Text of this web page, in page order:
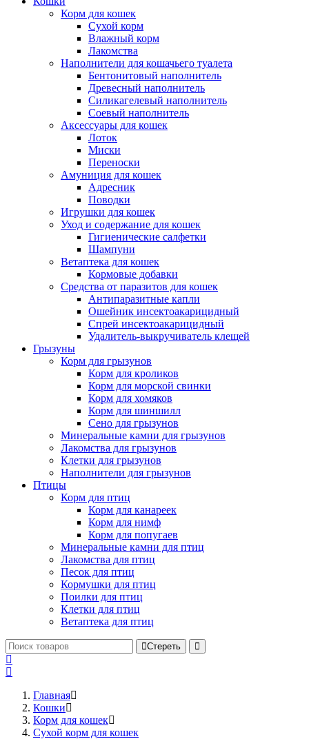
Корм для кошек
Сухой корм
Влажный корм
Лакомства
Наполнители для кошачьего туалета
Бентонитовый наполнитель
Древесный наполнитель
Силикагелевый наполнитель
Соевый наполнитель
Аксессуары для кошек
Лоток
Миски
Переноски
Амуниция для кошек
Адресник
Поводки
Игрушки для кошек
Уход и содержание для кошек
Гигиенические салфетки
Шампуни
Ветаптека для кошек
Кормовые добавки
Средства от паразитов для кошек
Антипаразитные капли
Ошейник инсектоакарицидный
Спрей инсектоакарицидный
Удалитель-выкручиватель клещей
Грызуны
Корм для грызунов
Корм для кроликов
Корм для морской свинки
Корм для хомяков
Корм для шиншилл
Сено для грызунов
Минеральные камни для грызунов
Лакомства для грызунов
Клетки для грызунов
Наполнители для грызунов
Птицы
Корм для птиц
Корм для канареек
Корм для нимф
Корм для попугаев
Минеральные камни для птиц
Лакомства для птиц
Песок для птиц
Кормушки для птиц
Поилки для птиц
Клетки для птиц
Ветаптека для птиц
Стереть
Главная
Кошки
Корм для кошек
Сухой корм для кошек